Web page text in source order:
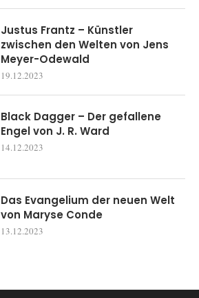
Justus Frantz – Künstler
zwischen den Welten von Jens
Meyer-Odewald
19.12.2023
Black Dagger – Der gefallene
Engel von J. R. Ward
14.12.2023
Das Evangelium der neuen Welt
von Maryse Conde
13.12.2023